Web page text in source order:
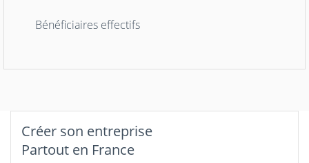
Bénéficiaires effectifs
Créer son entreprise
Partout en France